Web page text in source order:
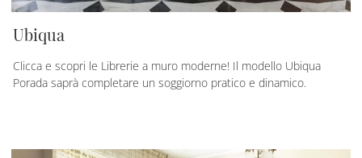
Ubiqua
Clicca e scopri le Librerie a muro moderne! Il modello Ubiqua
Porada saprà completare un soggiorno pratico e dinamico.